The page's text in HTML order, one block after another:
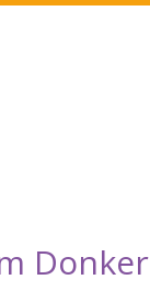
Donker